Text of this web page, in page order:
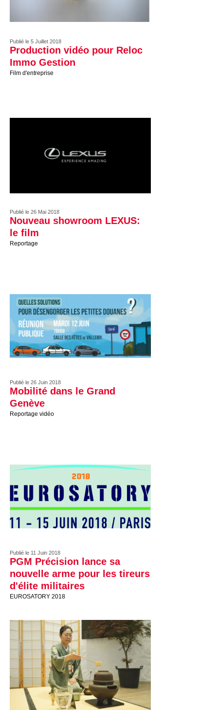
Publié le 5 Juillet 2018
Production vidéo pour Reloc
Immo Gestion
Film d'entreprise
Publié le 26 Mai 2018
Nouveau showroom LEXUS:
le film
Reportage
Publié le 26 Juin 2018
Mobilité dans le Grand
Genève
Reportage vidéo
Publié le 11 Juin 2018
PGM Précision lance sa
nouvelle arme pour les tireurs
d'élite militaires
EUROSATORY 2018